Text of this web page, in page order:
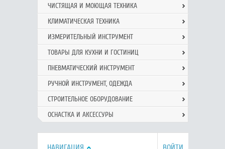
ЧИСТЯЩАЯ И МОЮЩАЯ ТЕХНИКА
КЛИМАТИЧЕСКАЯ ТЕХНИКА
ИЗМЕРИТЕЛЬНЫЙ ИНСТРУМЕНТ
ТОВАРЫ ДЛЯ КУХНИ И ГОСТИНИЦ
ПНЕВМАТИЧЕСКИЙ ИНСТРУМЕНТ
РУЧНОЙ ИНCТРУМЕНТ, ОДЕЖДА
СТРОИТЕЛЬНОЕ ОБОРУДОВАНИЕ
ОСНАСТКА И АКСЕССУРЫ